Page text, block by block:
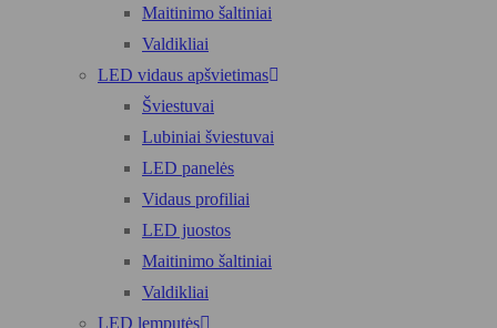
Maitinimo šaltiniai
Valdikliai
LED vidaus apšvietimas
Šviestuvai
Lubiniai šviestuvai
LED panelės
Vidaus profiliai
LED juostos
Maitinimo šaltiniai
Valdikliai
LED lemputės